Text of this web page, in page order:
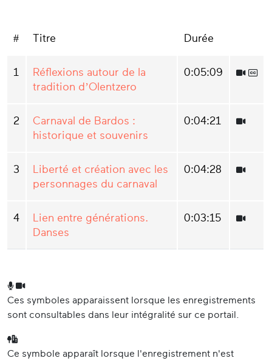
# Titre Durée
1
Réflexions autour de la
tradition d’Olentzero
0:05:09
2
Carnaval de Bardos :
historique et souvenirs
0:04:21
3
Liberté et création avec les
personnages du carnaval
0:04:28
4
Lien entre générations.
Danses
0:03:15
Ces symboles apparaissent lorsque les enregistrements
sont consultables dans leur intégralité sur ce portail.
Ce symbole apparaît lorsque l'enregistrement n'est